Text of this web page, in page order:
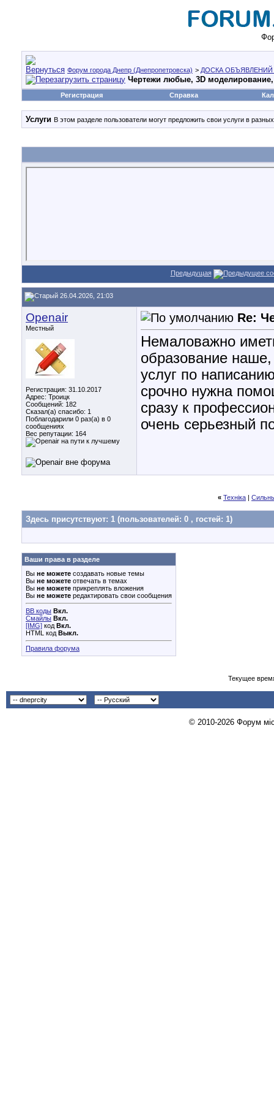
Форум города Днепр (Днепропетровска) > ДОСКА ОБЪЯВЛЕНИЙ
Чертежи любые, 3D моделирование,
Регистрация Справка
Услуги В этом разделе пользователи могут предложить свои услуги в
Предыдущая
26.04.2026, 21:03
Openair
Местный
Регистрация: 31.10.2017
Адрес: Троицк
Сообщений: 182
Сказал(а) спасибо: 1
Поблагодарили 0 раз(а) в 0
сообщениях
Вес репутации: 164
Re:
Немаловажно
образование
услуг по
срочно нужна
сразу к
очень серьезный
« Техніка |
Здесь присутствуют: 1 (пользователей: 0 , гостей: 1)
Ваши права в разделе
Вы не можете создавать новые темы
Вы не можете отвечать в темах
Вы не можете прикреплять вложения
Вы не можете редактировать свои сообщения
BB коды Вкл.
Смайлы Вкл.
[IMG] код Вкл.
HTML код Выкл.
Правила форума
Текущее
© 2010-2026 Форум